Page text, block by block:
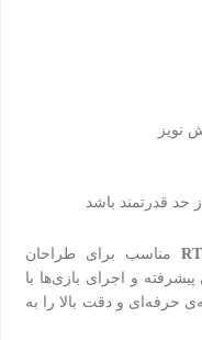
نویز
قدرتمند باشد
مناسب برای طراحان
و اجرای بازی‌ها با
حرفه‌ای و دقت بالا را به